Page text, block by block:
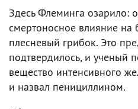
Здесь Флеминга озарило:
смертоносное влияние на
плесневый грибок. Это
подтвердилось, и ученый
вещество интенсивного
и назвал пенициллином.